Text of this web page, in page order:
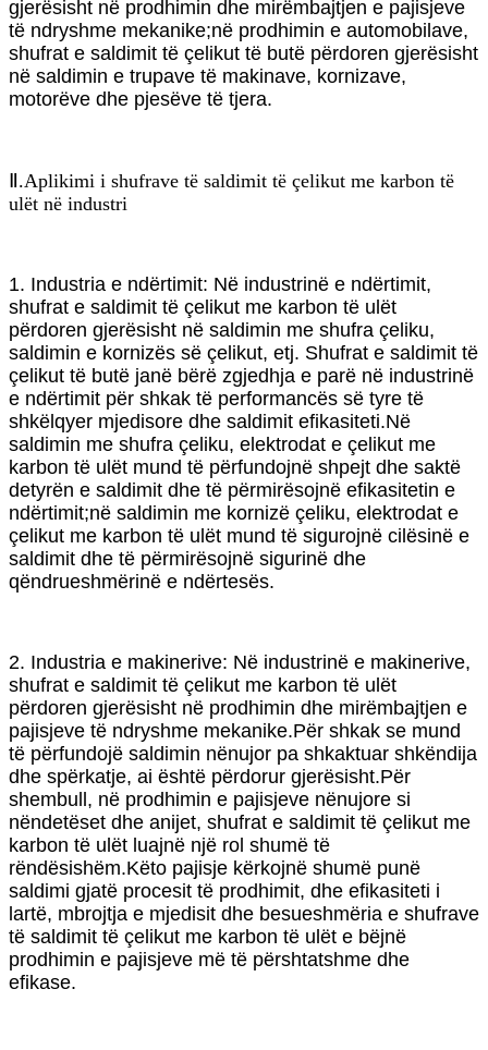
gjerësisht në prodhimin dhe mirëmbajtjen e pajisjeve
të ndryshme mekanike;në prodhimin e automobilave,
shufrat e saldimit të çelikut të butë përdoren gjerësisht
në saldimin e trupave të makinave, kornizave,
motorëve dhe pjesëve të tjera.
Ⅱ.Aplikimi i shufrave të saldimit të çelikut me karbon të
ulët në industri
1. Industria e ndërtimit: Në industrinë e ndërtimit,
shufrat e saldimit të çelikut me karbon të ulët
përdoren gjerësisht në saldimin me shufra çeliku,
saldimin e kornizës së çelikut, etj. Shufrat e saldimit të
çelikut të butë janë bërë zgjedhja e parë në industrinë
e ndërtimit për shkak të performancës së tyre të
shkëlqyer mjedisore dhe saldimit efikasiteti.Në
saldimin me shufra çeliku, elektrodat e çelikut me
karbon të ulët mund të përfundojnë shpejt dhe saktë
detyrën e saldimit dhe të përmirësojnë efikasitetin e
ndërtimit;në saldimin me kornizë çeliku, elektrodat e
çelikut me karbon të ulët mund të sigurojnë cilësinë e
saldimit dhe të përmirësojnë sigurinë dhe
qëndrueshmërinë e ndërtesës.
2. Industria e makinerive: Në industrinë e makinerive,
shufrat e saldimit të çelikut me karbon të ulët
përdoren gjerësisht në prodhimin dhe mirëmbajtjen e
pajisjeve të ndryshme mekanike.Për shkak se mund
të përfundojë saldimin nënujor pa shkaktuar shkëndija
dhe spërkatje, ai është përdorur gjerësisht.Për
shembull, në prodhimin e pajisjeve nënujore si
nëndetëset dhe anijet, shufrat e saldimit të çelikut me
karbon të ulët luajnë një rol shumë të
rëndësishëm.Këto pajisje kërkojnë shumë punë
saldimi gjatë procesit të prodhimit, dhe efikasiteti i
lartë, mbrojtja e mjedisit dhe besueshmëria e shufrave
të saldimit të çelikut me karbon të ulët e bëjnë
prodhimin e pajisjeve më të përshtatshme dhe
efikase.